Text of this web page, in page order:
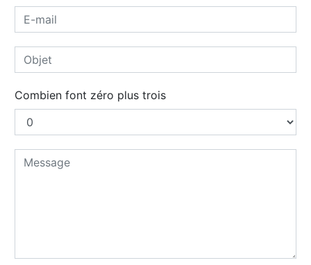
Combien font zéro plus trois